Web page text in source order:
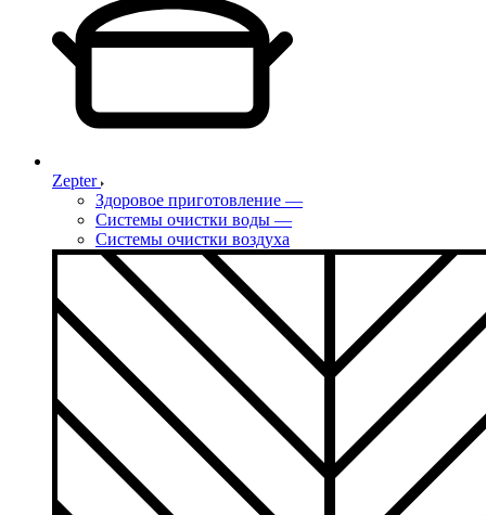
Zepter
Здоровое приготовление —
Системы очистки воды —
Системы очистки воздуха